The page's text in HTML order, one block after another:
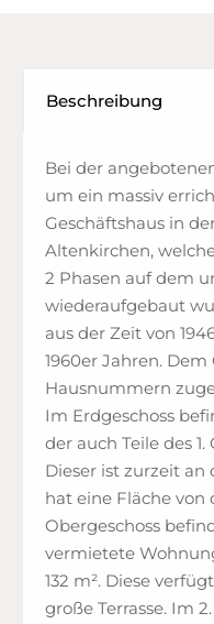
Beschreibung
Bei der
um ein massiv
Geschäftshaus in
Altenkirchen,
2 Phasen auf dem
wiederaufgebaut
aus der Zeit von
1960er Jahren.
Hausnummern
Im Erdgeschoss
der auch Teile des
Dieser ist zurzeit
hat eine Fläche von
Obergeschoss
vermietete
132 m². Diese
große Terrasse. Im